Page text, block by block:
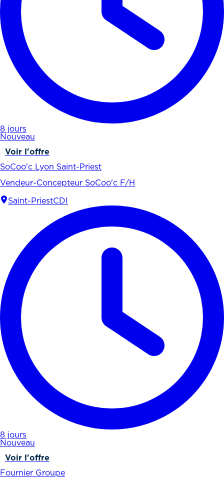
8 jours
Nouveau
Voir l'offre
SoCoo'c Lyon Saint-Priest
Vendeur-Concepteur SoCoo'c F/H
Saint-PriestCDI
8 jours
Nouveau
Voir l'offre
Fournier Groupe